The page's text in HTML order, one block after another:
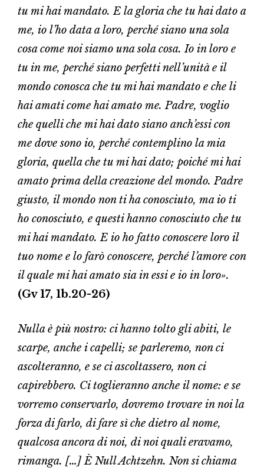
tu mi hai mandato. E la gloria che tu hai dato a
me, io l’ho data a loro, perché siano una sola
cosa come noi siamo una sola cosa. Io in loro e
tu in me, perché siano perfetti nell’unità e il
mondo conosca che tu mi hai mandato e che li
hai amati come hai amato me. Padre, voglio
che quelli che mi hai dato siano anch’essi con
me dove sono io, perché contemplino la mia
gloria, quella che tu mi hai dato; poiché mi hai
amato prima della creazione del mondo. Padre
giusto, il mondo non ti ha conosciuto, ma io ti
ho conosciuto, e questi hanno conosciuto che tu
mi hai mandato. E io ho fatto conoscere loro il
tuo nome e lo farò conoscere, perché l’amore con
il quale mi hai amato sia in essi e io in loro».
(Gv 17, 1b.20-26)
Nulla è più nostro: ci hanno tolto gli abiti, le
scarpe, anche i capelli; se parleremo, non ci
ascolteranno, e se ci ascoltassero, non ci
capirebbero. Ci toglieranno anche il nome: e se
vorremo conservarlo, dovremo trovare in noi la
forza di farlo, di fare sì che dietro al nome,
qualcosa ancora di noi, di noi quali eravamo,
rimanga. […] È Null Achtzehn. Non si chiama